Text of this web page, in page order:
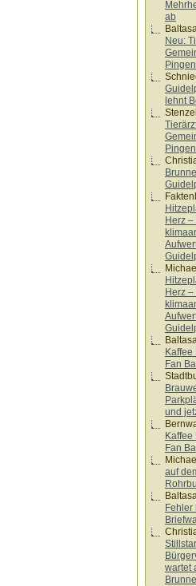
ab
Neu:
lehnt
Stenzel
Herz –
Herz –
Kaffee
Fan
und
Kaffee
Fan
auf
Fehler
wartet